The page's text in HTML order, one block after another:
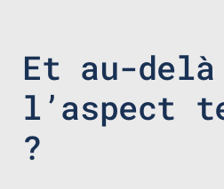
Et au-delà
l’aspect
?